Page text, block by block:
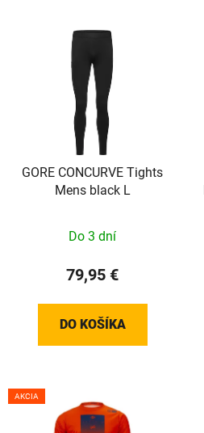
GORE CONCURVE Tights
Mens black L
Do 3 dní
79,95 €
DO KOŠÍKA
AKCIA